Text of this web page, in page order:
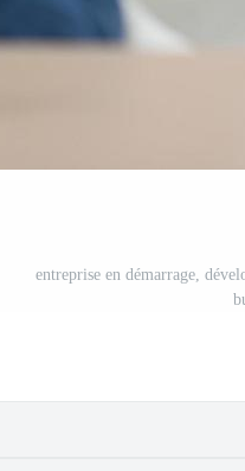
entreprise en démarrage,